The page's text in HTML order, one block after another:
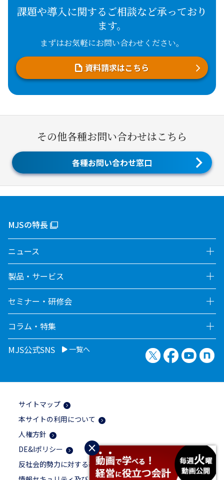
×
課題や導入に関するご相談など承っており
ます。
まずはお気軽にお問い合わせください。
資料請求はこちら
その他各種お問い合わせはこちら
各種お問い合わせ窓口
MJSの特長
ニュース
製品・サービス
セミナー・研修会
コラム・特集
MJS公式SNS
一覧へ X（旧Twitter）
Facebook
サイトマップ
本サイトの利用について
人権方針
DE&Iポリシー
反社会的勢力に対する基本方針